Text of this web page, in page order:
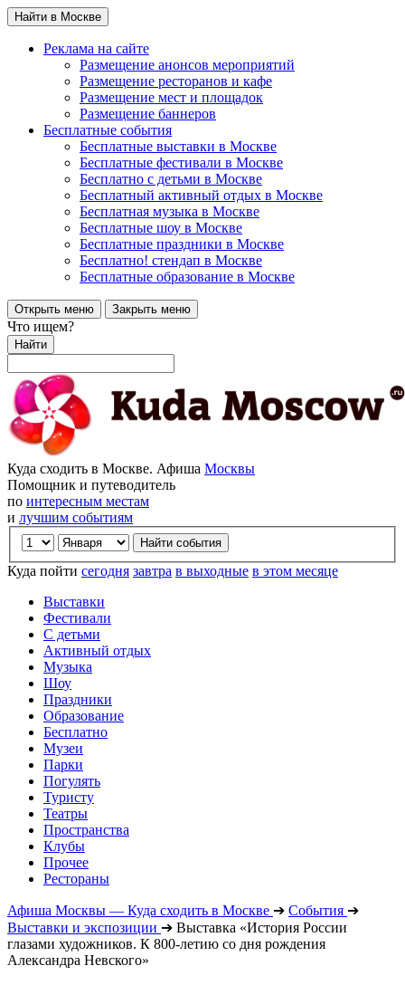
Найти в Москве
Реклама на сайте
Размещение анонсов мероприятий
Размещение ресторанов и кафе
Размещение мест и площадок
Размещение баннеров
Бесплатные события
Бесплатные выставки в Москве
Бесплатные фестивали в Москве
Бесплатно с детьми в Москве
Бесплатный активный отдых в Москве
Бесплатная музыка в Москве
Бесплатные шоу в Москве
Бесплатные праздники в Москве
Бесплатно! стендап в Москве
Бесплатные образование в Москве
Открыть меню Закрыть меню
Что ищем?
Найти
Куда сходить в Москве. Афиша Москвы
Помощник и путеводитель
по интересным местам
и лучшим событиям
Куда пойти сегодня завтра в выходные в этом месяце
Выставки
Фестивали
С детьми
Активный отдых
Музыка
Шоу
Праздники
Образование
Бесплатно
Музеи
Парки
Погулять
Туристу
Театры
Пространства
Клубы
Прочее
Рестораны
Афиша Москвы — Куда сходить в Москве ➔ События ➔
Выставки и экспозиции ➔ Выставка «История России
глазами художников. К 800-летию со дня рождения
Александра Невского»